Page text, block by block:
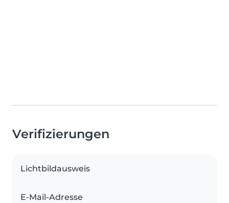
Verifizierungen
Lichtbildausweis
E-Mail-Adresse